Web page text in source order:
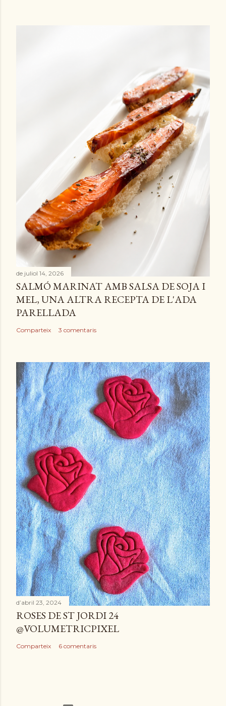
de juliol 14, 2026
SALMÓ MARINAT AMB SALSA DE SOJA I
MEL, UNA ALTRA RECEPTA DE L'ADA
PARELLADA
Comparteix 3 comentaris
d’abril 23, 2024
ROSES DE ST JORDI 24
@VOLUMETRICPIXEL
Comparteix 6 comentaris